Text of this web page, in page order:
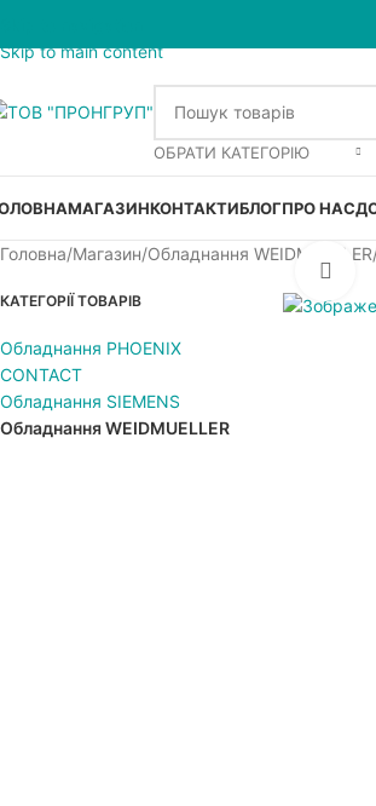
Skip to main content
ОБРАТИ КАТЕГОРІЮ
МАГАЗИНКОНТАКТИБЛОГПРО НАС
Головна Магазин Обладнання WEIDMUELLER
КАТЕГОРІЇ ТОВАРІВ
Обладнання PHOENIX
CONTACT
Обладнання SIEMENS
Обладнання WEIDMUELLER